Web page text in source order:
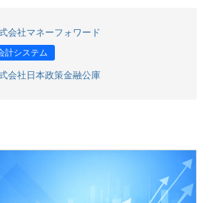
会社マネーフォワード
計システム
会社日本政策金融公庫